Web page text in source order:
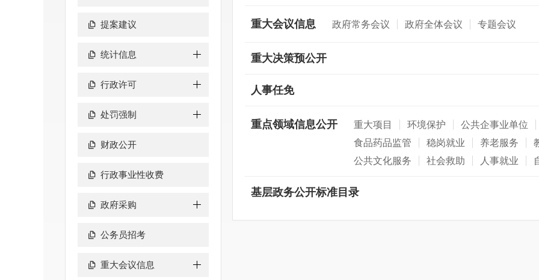
提案建议
统计信息
行政许可
处罚强制
财政公开
行政事业性收费
政府采购
公务员招考
重大会议信息
重大会议信息 政府常务会议 政府全体会议 专题会议
重大决策预公开
人事任免
重点领域信息公开 重大项目 环境保护
公共企事业单位
食品药品监管
稳岗就业 养老服务
公共文化服务
社会救助 人事就业
基层政务公开标准目录